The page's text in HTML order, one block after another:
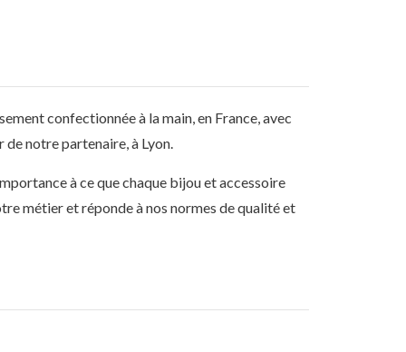
confectionnée à la main, en France, avec
de notre partenaire, à Lyon.
à ce que chaque bijou et accessoire
métier et réponde à nos normes de qualité et